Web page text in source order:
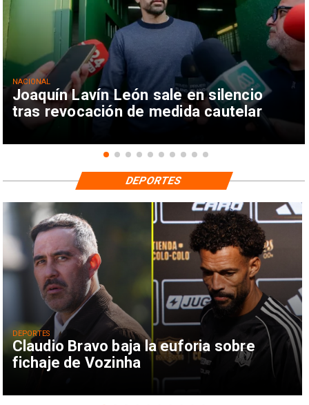
Joaquín Lavín León sale en silencio
tras revocación de medida cautelar
NACIONAL
Claudio Bravo baja la euforia sobre
fichaje de Vozinha
DEPORTES
DEPORTES